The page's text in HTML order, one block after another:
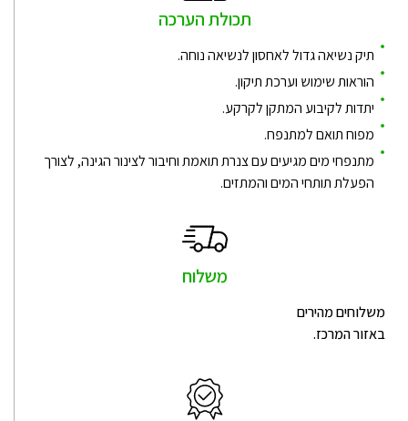
תכולת הערכה
תיק נשיאה גדול לאחסון לנשיאה נוחה.
הוראות שימוש וערכת תיקון.
יתדות לקיבוע המתקן לקרקע.
מפוח תואם למתנפח.
מתנפחי מים מגיעים עם צנרת תואמת וחיבור לצינור הגינה, לצורך
הפעלת תותחי המים והמתזים.
משלוח
משלוחים מהירים
באזור המרכז.